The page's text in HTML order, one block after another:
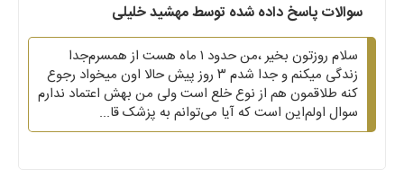
سوالات پاسخ داده شده توسط مهشید خلیلی
سلام روزتون بخیر ،من حدود ۱ ماه هست از همسرم‌جدا
زندگی میکنم و جدا شدم ۳ روز پیش حالا اون میخواد رجوع
کنه طلاقمون هم از نوع خلع است ولی من بهش اعتماد ندارم
سوال اولم‌این است که آیا می‌توانم به پزشک قا...